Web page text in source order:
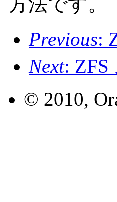
Previous:
Next:
© 2010,